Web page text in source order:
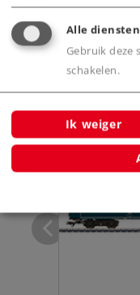
Digitale
Alle
Gebruik deze
schakelen.
Ik weiger